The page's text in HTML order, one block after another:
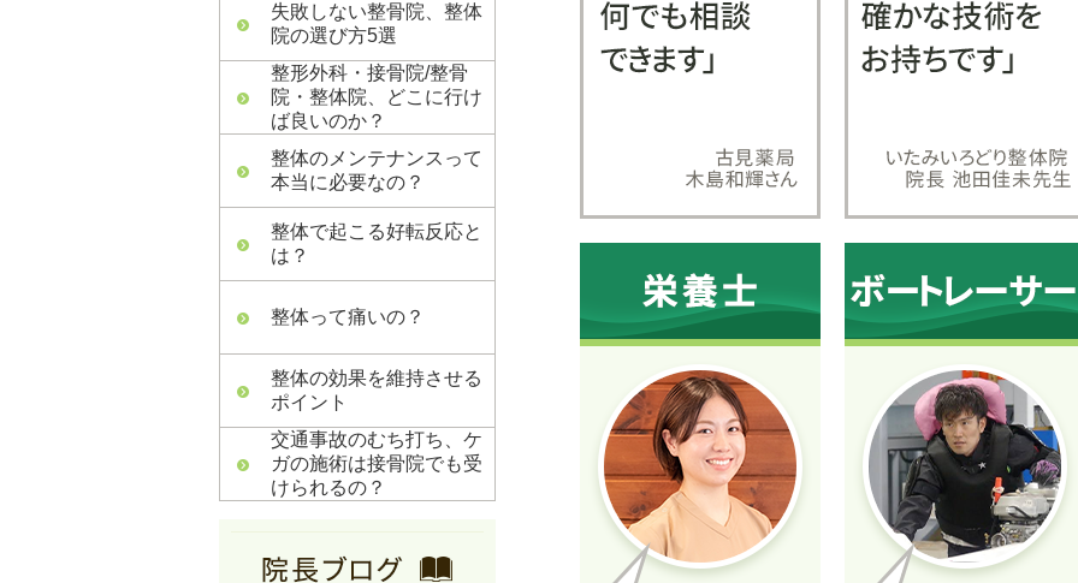
失敗しない整骨院、整体
院の選び方5選
整形外科・接骨院/整骨
院・整体院、どこに行け
ば良いのか？
整体のメンテナンスって
本当に必要なの？
整体で起こる好転反応と
は？
整体って痛いの？
整体の効果を維持させる
ポイント
交通事故のむち打ち、ケ
ガの施術は接骨院でも受
けられるの？